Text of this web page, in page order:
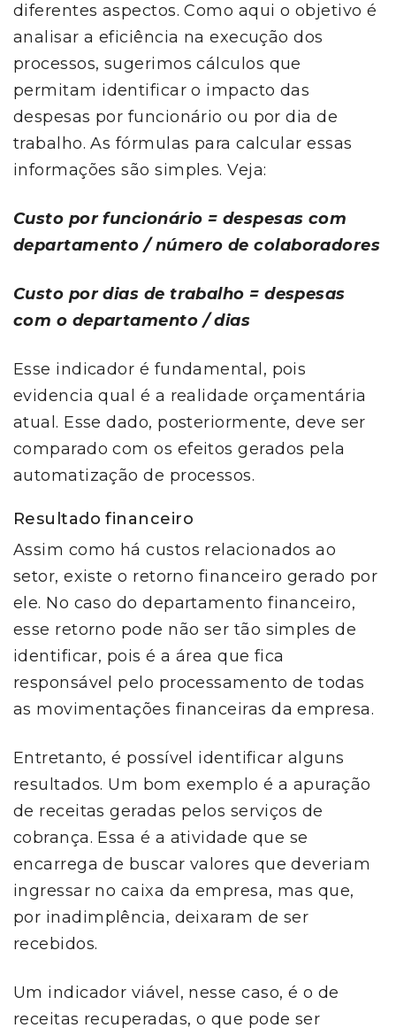
diferentes aspectos. Como aqui o objetivo é
analisar a eficiência na execução dos
processos, sugerimos cálculos que
permitam identificar o impacto das
despesas por funcionário ou por dia de
trabalho. As fórmulas para calcular essas
informações são simples. Veja:
Custo por funcionário = despesas com
departamento / número de colaboradores
Custo por dias de trabalho = despesas
com o departamento / dias
Esse indicador é fundamental, pois
evidencia qual é a realidade orçamentária
atual. Esse dado, posteriormente, deve ser
comparado com os efeitos gerados pela
automatização de processos.
Resultado financeiro
Assim como há custos relacionados ao
setor, existe o retorno financeiro gerado por
ele. No caso do departamento financeiro,
esse retorno pode não ser tão simples de
identificar, pois é a área que fica
responsável pelo processamento de todas
as movimentações financeiras da empresa.
Entretanto, é possível identificar alguns
resultados. Um bom exemplo é a apuração
de receitas geradas pelos serviços de
cobrança. Essa é a atividade que se
encarrega de buscar valores que deveriam
ingressar no caixa da empresa, mas que,
por inadimplência, deixaram de ser
recebidos.
Um indicador viável, nesse caso, é o de
receitas recuperadas, o que pode ser